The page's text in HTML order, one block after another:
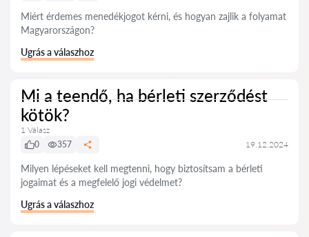
Miért érdemes menedékjogot kérni, és hogyan zajlik a folyamat
Magyarországon?
Ugrás a válaszhoz
Mi a teendő, ha bérleti szerződést
kötök?
1 Válasz
0
357 19.12.2024
Milyen lépéseket kell megtenni, hogy biztosítsam a bérleti
jogaimat és a megfelelő jogi védelmet?
Ugrás a válaszhoz